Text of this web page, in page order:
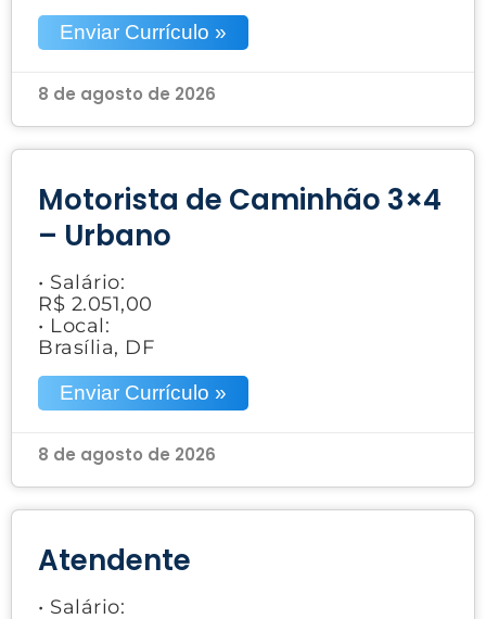
Enviar Currículo »
8 de agosto de 2026
Motorista de Caminhão 3×4
– Urbano
• Salário:
R$ 2.051,00
• Local:
Brasília, DF
Enviar Currículo »
8 de agosto de 2026
Atendente
• Salário: